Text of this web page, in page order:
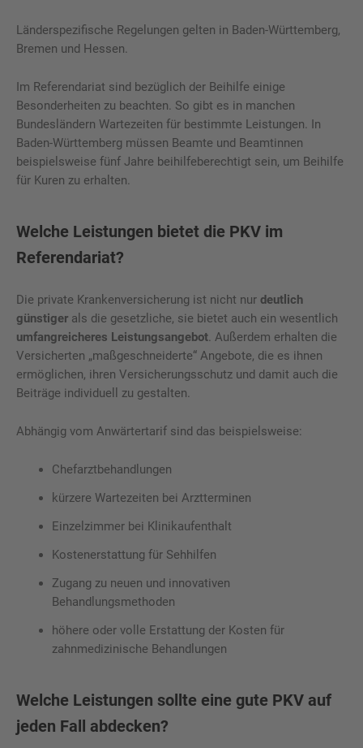
Länderspezifische Regelungen gelten in Baden-Württemberg,
Bremen und Hessen.
Im Referendariat sind bezüglich der Beihilfe einige
Besonderheiten zu beachten. So gibt es in manchen
Bundesländern Wartezeiten für bestimmte Leistungen. In
Baden-Württemberg müssen Beamte und Beamtinnen
beispielsweise fünf Jahre beihilfeberechtigt sein, um Beihilfe
für Kuren zu erhalten.
Welche Leistungen bietet die PKV im
Referendariat?
Die private Krankenversicherung ist nicht nur deutlich
günstiger als die gesetzliche, sie bietet auch ein wesentlich
umfangreicheres Leistungsangebot. Außerdem erhalten die
Versicherten „maßgeschneiderte“ Angebote, die es ihnen
ermöglichen, ihren Versicherungsschutz und damit auch die
Beiträge individuell zu gestalten.
Abhängig vom Anwärtertarif sind das beispielsweise:
Chefarztbehandlungen
kürzere Wartezeiten bei Arztterminen
Einzelzimmer bei Klinikaufenthalt
Kostenerstattung für Sehhilfen
Zugang zu neuen und innovativen
Behandlungsmethoden
höhere oder volle Erstattung der Kosten für
zahnmedizinische Behandlungen
Welche Leistungen sollte eine gute PKV auf
jeden Fall abdecken?